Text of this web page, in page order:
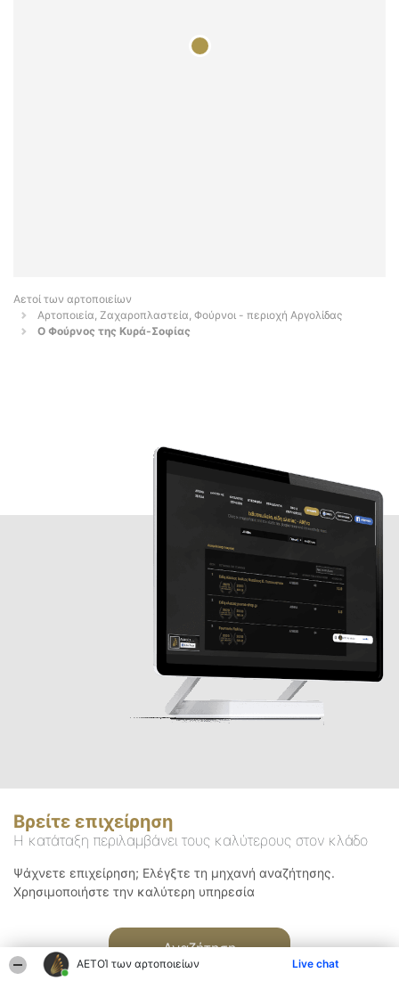
ΑΕΤΟΊ των αρτοποιείων Live chat
Αετοί των αρτοποιείων
Αρτοποιεία, Ζαχαροπλαστεία, Φούρνοι - περιοχή Αργολίδας
Ο Φούρνος της Κυρά-Σοφίας
Βρείτε επιχείρηση
Η κατάταξη περιλαμβάνει τους καλύτερους στον κλάδο
Ψάχνετε επιχείρηση; Ελέγξτε τη μηχανή αναζήτησης.
Χρησιμοποιήστε την καλύτερη υπηρεσία
Αναζήτηση